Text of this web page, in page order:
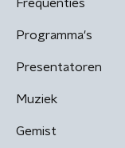
Frequenties
Programma's
Presentatoren
Muziek
Gemist